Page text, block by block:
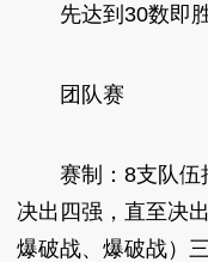
先达到30数即胜
团队赛
赛制：8支队伍
决出四强，直至决
爆破战、爆破战）